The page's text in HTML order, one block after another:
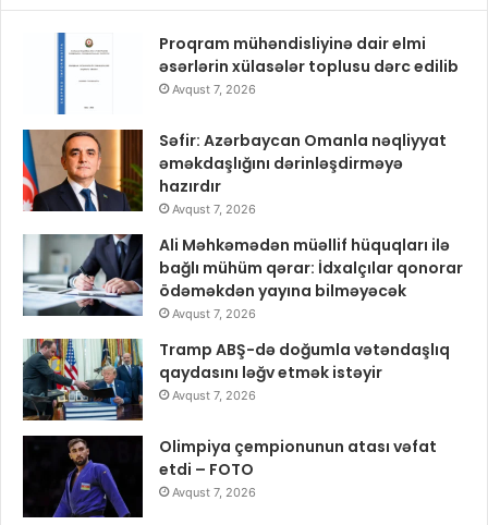
Proqram mühəndisliyinə dair elmi
əsərlərin xülasələr toplusu dərc edilib
Avqust 7, 2026
Səfir: Azərbaycan Omanla nəqliyyat
əməkdaşlığını dərinləşdirməyə
hazırdır
Avqust 7, 2026
Ali Məhkəmədən müəllif hüquqları ilə
bağlı mühüm qərar: İdxalçılar qonorar
ödəməkdən yayına bilməyəcək
Avqust 7, 2026
Tramp ABŞ-də doğumla vətəndaşlıq
qaydasını ləğv etmək istəyir
Avqust 7, 2026
Olimpiya çempionunun atası vəfat
etdi – FOTO
Avqust 7, 2026